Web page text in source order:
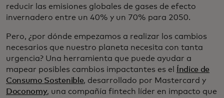
reducir las emisiones globales de gases de efecto
invernadero entre un 40% y un 70% para 2050.
Pero, ¿por dónde empezamos a realizar los cambios
necesarios que nuestro planeta necesita con tanta
urgencia? Una herramienta que puede ayudar a
mapear posibles cambios impactantes es el
Índice de
Consumo Sostenible, desarrollado por Mastercard y
Doconomy, una compañía fintech líder en impacto que